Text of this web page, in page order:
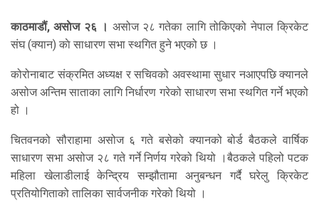
काठमाडौं, असाेज २६ । असोज २८ गतेका लागि तोकिएको नेपाल क्रिकेट
संघ (क्यान) काे साधारण सभा स्थगित हुने भएको छ ।
कोरोनाबाट संक्रमित अध्यक्ष र सचिवको अवस्थामा सुधार नआएपछि क्यानले
असोज अन्तिम साताका लागि निर्धारण गरेको साधारण सभा स्थगित गर्ने भएको
हो ।
चितवनको सौराहामा असोज ६ गते बसेको क्यानको बोर्ड बैठकले वार्षिक
साधारण सभा असोज २८ गते गर्ने निर्णय गरेको थियो ।बैठकले पहिलो पटक
महिला खेलाडीलाई केन्द्रिय सम्झौतामा अनुबन्धन गर्दै घरेलु क्रिकेट
प्रतियोगिताको तालिका सार्वजनीक गरेको थियो ।